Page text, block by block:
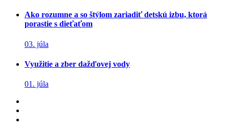
Ako rozumne a so štýlom zariadiť detskú izbu, ktorá
porastie s dieťaťom
03. júla
Využitie a zber dažďovej vody
01. júla